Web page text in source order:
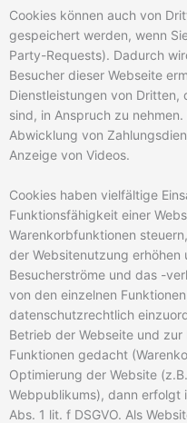
Cookies können auch von
gespeichert werden, wenn
Party-Requests). Dadurch
Besucher dieser Webseite
Dienstleistungen von Dritten,
sind, in Anspruch zu
Abwicklung von
Anzeige von Videos.
Cookies haben vielfältige
Funktionsfähigkeit einer
Warenkorbfunktionen
der Websitenutzung erhöhen
Besucherströme und das -
von den einzelnen
datenschutzrechtlich
Betrieb der Webseite und
Funktionen gedacht
Optimierung der Website
Webpublikums), dann erfolgt
Abs. 1 lit. f DSGVO. Als